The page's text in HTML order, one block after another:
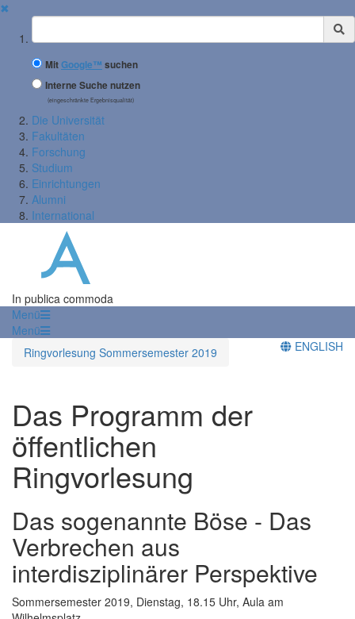
✖
Suchbegriff
MitGoogle™ suchen
Interne Suche nutzen
(eingeschränkte Ergebnisqualität)
Die Universität
Fakultäten
Forschung
Studium
Einrichtungen
Alumni
International
In publica commoda
Menü
Menü
Ringvorlesung Sommersemester 2019
ENGLISH
Das Programm der
öffentlichen
Ringvorlesung
Das sogenannte Böse - Das
Verbrechen aus
interdisziplinärer Perspektive
Sommersemester 2019, Dienstag, 18.15 Uhr, Aula am